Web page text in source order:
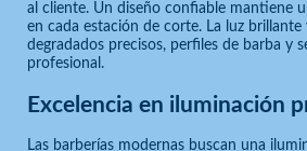
al cliente. Un diseño confiable mantiene
en cada estación de corte. La luz brillante
degradados precisos, perfiles de barba y
profesional.
Excelencia en iluminación
Las barberías modernas buscan una